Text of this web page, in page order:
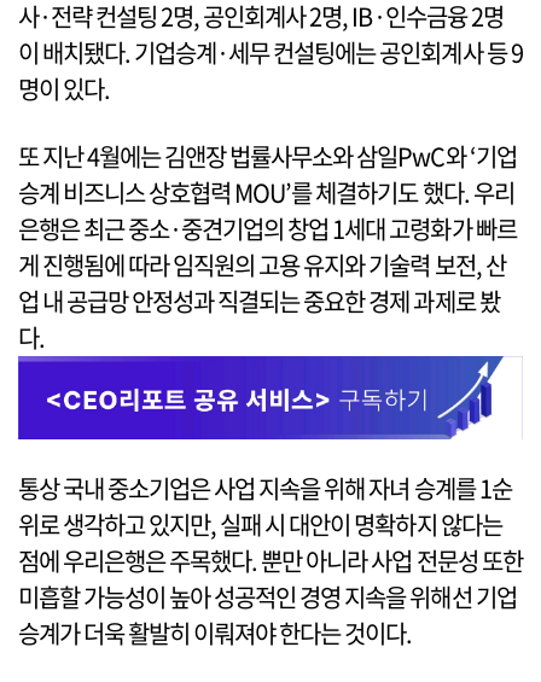
사·전략 컨설팅 2명, 공인회계사 2명, IB·인수금융 2명
이 배치됐다. 기업승계·세무 컨설팅에는 공인회계사 등 9
명이 있다.
또 지난 4월에는 김앤장 법률사무소와 삼일PwC와 ‘기업
승계 비즈니스 상호협력 MOU’를 체결하기도 했다. 우리
은행은 최근 중소·중견기업의 창업 1세대 고령화가 빠르
게 진행됨에 따라 임직원의 고용 유지와 기술력 보전, 산
업 내 공급망 안정성과 직결되는 중요한 경제 과제로 봤
다.
통상 국내 중소기업은 사업 지속을 위해 자녀 승계를 1순
위로 생각하고 있지만, 실패 시 대안이 명확하지 않다는
점에 우리은행은 주목했다. 뿐만 아니라 사업 전문성 또한
미흡할 가능성이 높아 성공적인 경영 지속을 위해선 기업
승계가 더욱 활발히 이뤄져야 한다는 것이다.